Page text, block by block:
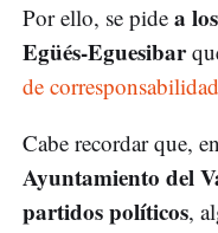
Por ello, se pide a
Egüés-Eguesibar
de corresponsabilidad
Cabe recordar que,
Ayuntamiento del
partidos políticos,